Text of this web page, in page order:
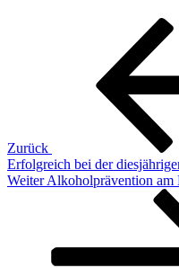
Beitragsnavigation
Zurück
Erfolgreich bei der
Nächster
Weiter Alkoholprävention am